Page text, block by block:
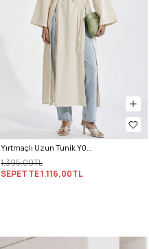
Yırtmaçlı Uzun Tunik Y0162 - EKRU
1.395,00TL
SEPETTE1.116,00TL